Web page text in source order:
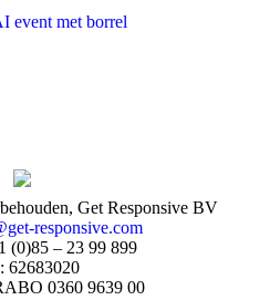
Get Responsive BV
responsive.com
(0)85 – 23 99 899
62683020
0360 9639 00